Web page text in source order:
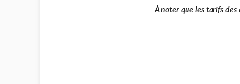
À noter que les tarifs